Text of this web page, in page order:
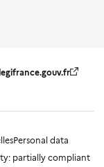
legifrance.gouv.fr
Personal data
partially compliant